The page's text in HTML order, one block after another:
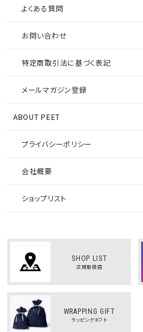
よくある質問
お問い合わせ
特定商取引法に基づく表記
メールマガジン登録
ABOUT PEET
プライバシーポリシー
会社概要
ショップリスト
SHOP LIST
正規取扱店
WRAPPING GIFT
ラッピングギフト